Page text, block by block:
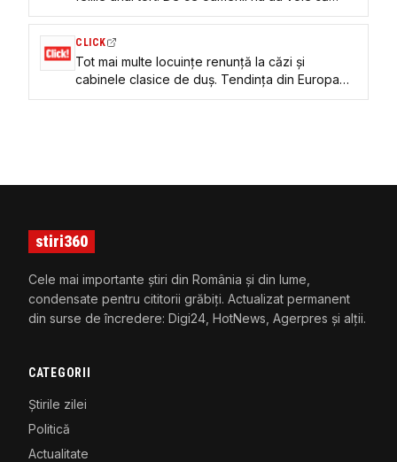
locuiască permanent aici VIDEO
CLICK
Tot mai multe locuințe renunță la căzi și
cabinele clasice de duș. Tendința din Europa
care schimbă designul băilor moderne
stiri360
Cele mai importante știri din România și din lume,
condensate pentru cititorii grăbiți. Actualizat permanent
din surse de încredere: Digi24, HotNews, Agerpres și alții.
CATEGORII
Știrile zilei
Politică
Actualitate